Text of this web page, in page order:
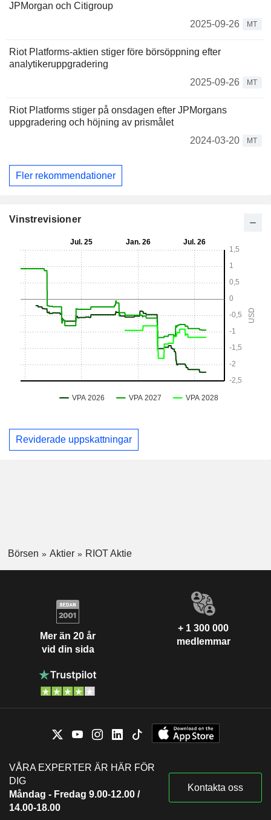
JPMorgan och Citigroup
2025-09-26
MT
Riot Platforms-aktien stiger före börsöppning efter
analytikeruppgradering
2025-09-26
MT
Riot Platforms stiger på onsdagen efter JPMorgans
uppgradering och höjning av prismålet
2024-03-20
MT
Fler rekommendationer
Vinstrevisioner
Reviderade uppskattningar
Börsen Aktier RIOT Aktie
Mer än 20 år
vid din sida
+ 1 300 000
medlemmar
VÅRA EXPERTER ÄR HÄR FÖR
DIG
Måndag - Fredag 9.00-12.00 /
14.00-18.00
Kontakta oss